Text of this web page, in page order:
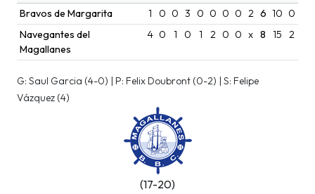
Bravos de Margarita
1 0 0 3 0 0 0 0 2 6 10 0
Navegantes del
Magallanes
4 0 1 0 1 2 0 0 x 8 15 2
G: Saul Garcia (4-0) | P: Felix Doubront (0-2) | S: Felipe
Vázquez (4)
(17-20)